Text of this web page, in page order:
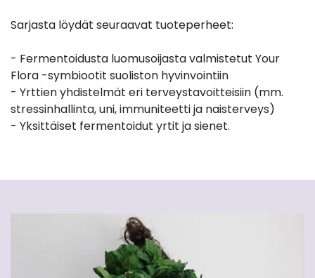
Sarjasta löydät seuraavat tuoteperheet:
- Fermentoidusta luomusoijasta valmistetut Your
Flora -symbiootit suoliston hyvinvointiin
- Yrttien yhdistelmät eri terveystavoitteisiin (mm.
stressinhallinta, uni, immuniteetti ja naisterveys)
- Yksittäiset fermentoidut yrtit ja sienet.